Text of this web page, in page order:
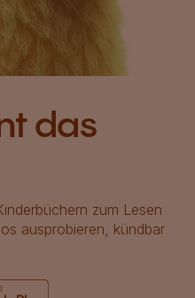
das
zum Lesen
ausprobieren, kündbar